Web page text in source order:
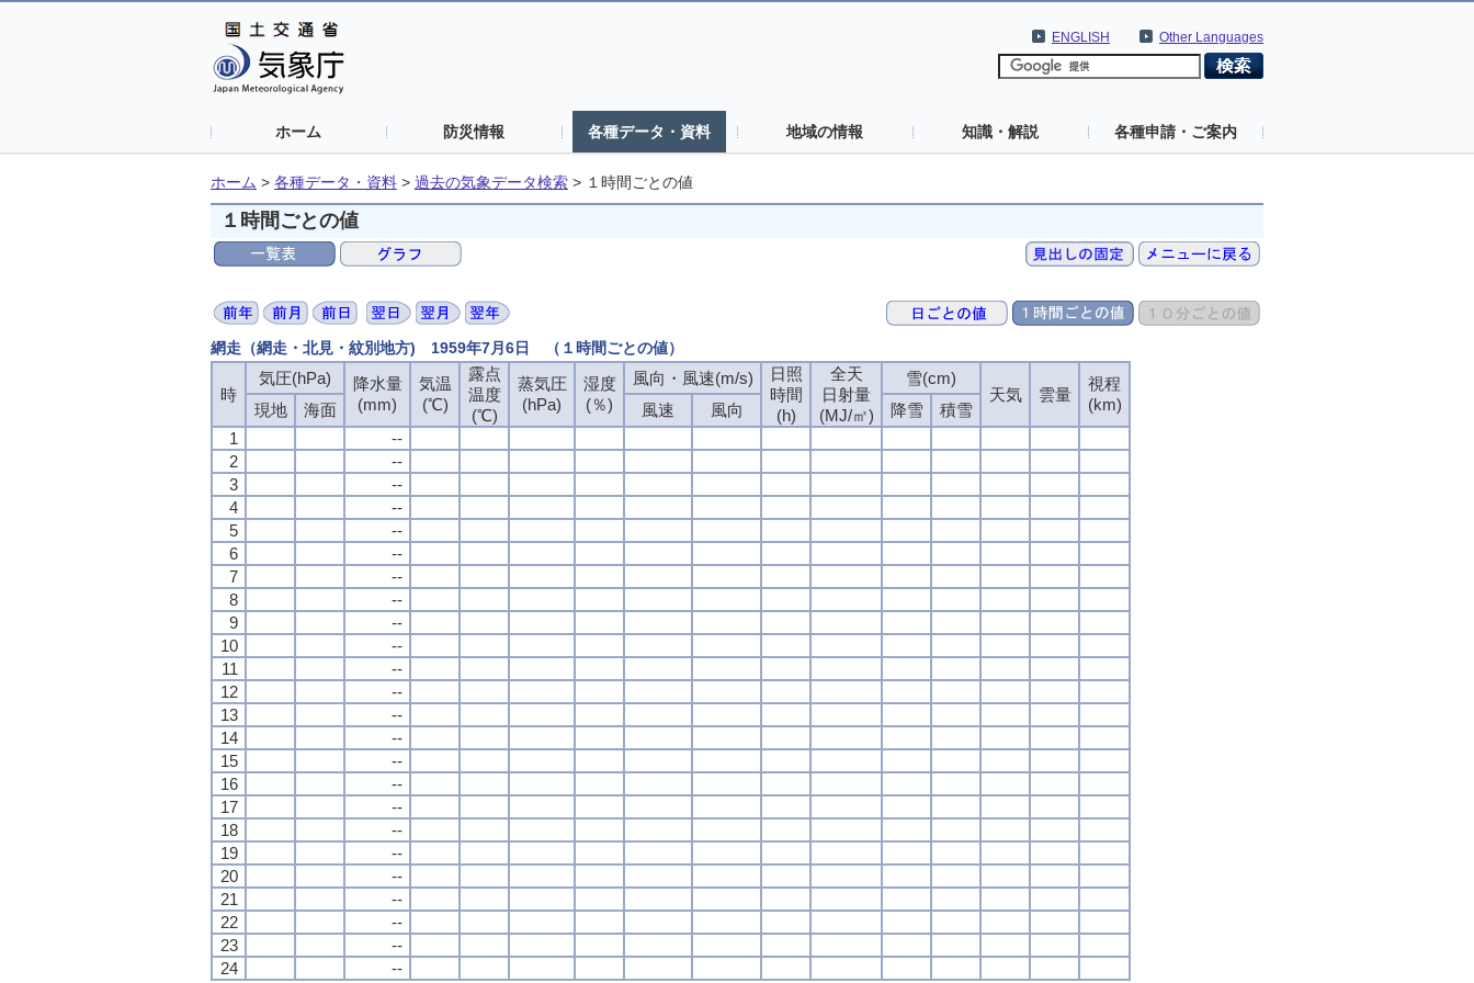
Other Languages
ENGLISH
ホーム 防災情報 各種データ・資料 地域の情報 知識・解説 各種申請・ご案内
ホーム > 各種データ・資料 > 過去の気象データ検索 > １時間ごとの値
１時間ごとの値
網走（網走・北見・紋別地方) 1959年7月6日 （１時間ごとの値）
時
気圧(hPa)
降水量
(mm)
気温
(℃)
露点
温度
(℃)
蒸気圧
(hPa)
湿度
(％)
風向・風速(m/s)
日照
時間
(h)
全天
日射量
(MJ/㎡)
雪(cm)
天気
雲量
視程
(km)
現地 海面 風速 風向 降雪
積雪
1
--
2
--
3
--
4
--
5
--
6
--
7
--
8
--
9
--
10
--
11
--
12
--
13
--
14
--
15
--
16
--
17
--
18
--
19
--
20
--
21
--
22
--
23
--
24
--